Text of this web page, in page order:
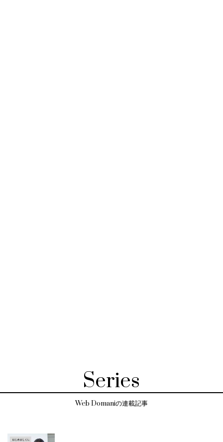
Series
Web Domaniの連載記事